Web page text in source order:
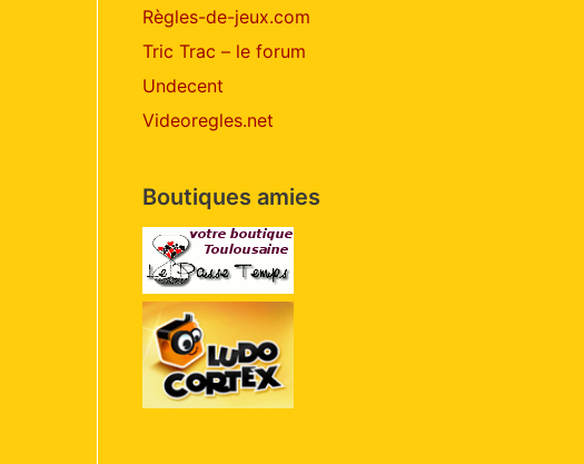
Règles-de-jeux.com
Tric Trac – le forum
Undecent
Videoregles.net
Boutiques amies